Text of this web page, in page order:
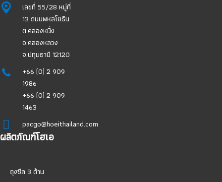
เลขที่ 55/28 หมู่ที่
13 ถนนพหลโยธิน
ต.คลองหนึ่ง
อ.คลองหลวง
จ.ปทุมธานี 12120
+66 (0) 2 909
1986
+66 (0) 2 909
1463
pacgo@hoeithailand.com
ผลิตภัณฑ์โฮเอ
ถุงซีล 3 ด้าน